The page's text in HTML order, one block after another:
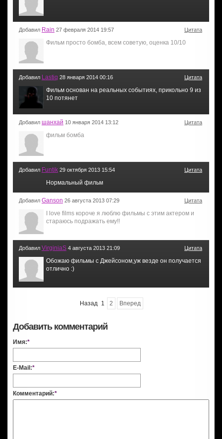
Добавил Rain 27 февраля 2014 19:57 Цитата
Фильм просто бомба, всем советую, оценка 10/10
Добавил Lastiq 28 января 2014 00:16 Цитата
Фильм основан на реальных событиях, прикольно 9 из
10 потянет
Добавил шанхай 10 января 2014 13:12 Цитата
фильм бомба
Добавил Funtik 29 октября 2013 15:54 Цитата
Нормальный фильм
Добавил Ganson 26 августа 2013 07:29 Цитата
I love films короче я люблю фильмы с этим актером и
стараюсь подражать ему!!
Добавил VirginiaS 4 августа 2013 21:09 Цитата
Обожаю фильмы с Джейсоном,уж везде он получается
отлично :)
Назад 1 2 Вперед
Добавить комментарий
Имя:*
E-Mail:*
Комментарий:*